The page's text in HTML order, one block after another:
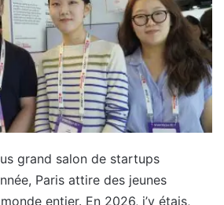
grand salon de startups
Paris attire des jeunes
entier. En 2026, j’y étais,